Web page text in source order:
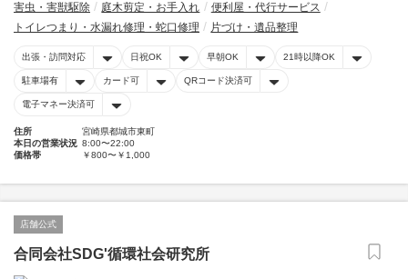
害虫・害獣駆除 庭木剪定・お手入れ
便利屋・代行サービス
トイレつまり・水漏れ修理・蛇口修理
片づけ・遺品整理
出張・訪問対応 日祝OK 早朝OK 21時以降OK
駐車場有 カード可 QRコード決済可
電子マネー決済可
住所
宮崎県都城市東町
本日の営業状況 8:00〜22:00
価格帯
￥800〜￥1,000
店舗公式
合同会社SDG'循環社会研究所